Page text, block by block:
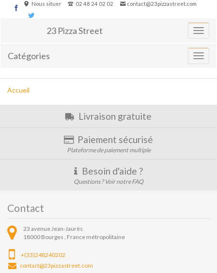
Nous situer 02 48 24 02 02 contact@23pizzastreet.com
Basculer
23 Pizza Street
Catégories
Vous
Accueil
Livraison gratuite
Paiement sécurisé
Plateforme de paiement multiple
Besoin d'aide ?
Questions ? Voir notre FAQ
Contact
23 avenue Jean-Jaurès
18000 Bourges , France métropolitaine
+(33)248240202
contact@23pizzastreet.com